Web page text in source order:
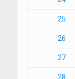
25
26
27
28